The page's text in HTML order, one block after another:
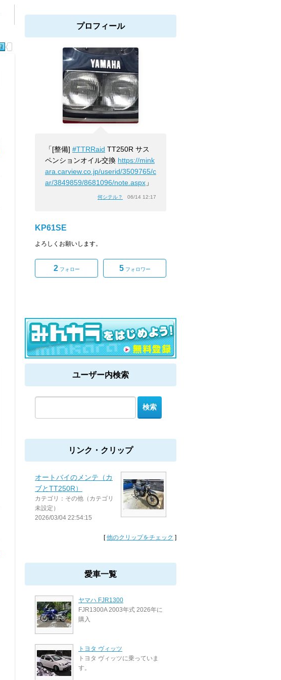
プロフィール
「[整備] #TTRRaid TT250R サス
ペンションオイル交換 https://mink
ara.carview.co.jp/userid/3509765/c
ar/3849859/8681096/note.aspx 」
何シテル？ 06/14 12:17
KP61SE
よろしくお願いします。
2フォロー 5フォロワー
ユーザー内検索
リンク・クリップ
オートバイのメンテ（カ
ブとTT250R）
カテゴリ：その他（カテゴリ
未設定）
2026/03/04 22:54:15
[他のクリップをチェック ]
愛車一覧
ヤマハ FJR1300
FJR1300A 2003年式 2026年に
購入
トヨタ ヴィッツ
トヨタ ヴィッツに乗っていま
す。